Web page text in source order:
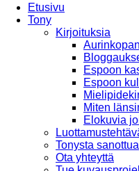
Etusivu
Tony
Kirjoituksia
Espoon
Espoon
Miten
Elokuvia
Tonysta sanottua
Ota yhteyttä